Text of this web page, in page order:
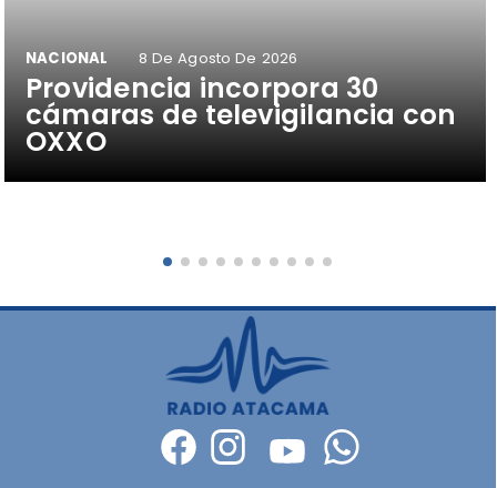
Providencia incorpora 30
cámaras de televigilancia con
OXXO
NACIONAL 8 De Agosto De 2026